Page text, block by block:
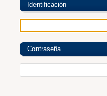
Identificación
Contraseña